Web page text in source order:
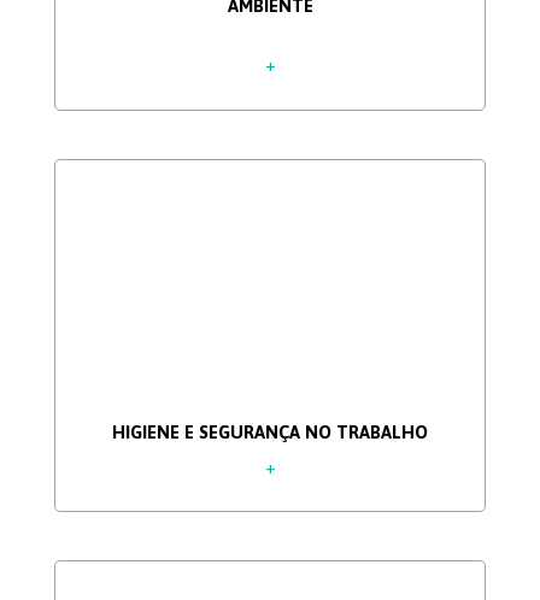
AMBIENTE
+
HIGIENE E SEGURANÇA NO TRABALHO
+